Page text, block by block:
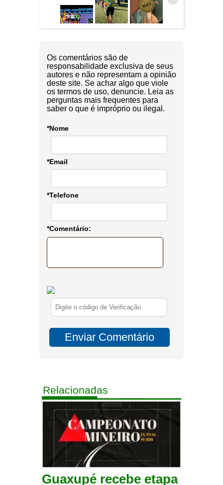
Os comentários são de
responsabilidade exclusiva de seus
autores e não representam a opinião
deste site. Se achar algo que viole
os termos de uso, denuncie. Leia as
perguntas mais frequentes para
saber o que é impróprio ou ilegal.
*Nome
*Email
*Telefone
*Comentário:
Relacionadas
Guaxupé recebe etapa